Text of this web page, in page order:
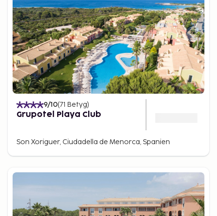
9/10(71 Betyg)
Grupotel Playa Club
Son Xoriguer, Ciudadella de Menorca, Spanien